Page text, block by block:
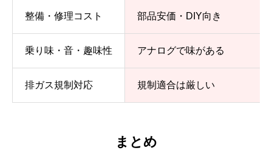
整備・修理コスト 部品安価・DIY向き
乗り味・音・趣味性 アナログで味がある
排ガス規制対応 規制適合は厳しい
まとめ